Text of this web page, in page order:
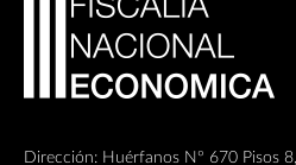
Dirección: Huérfanos Nº 670 Pisos